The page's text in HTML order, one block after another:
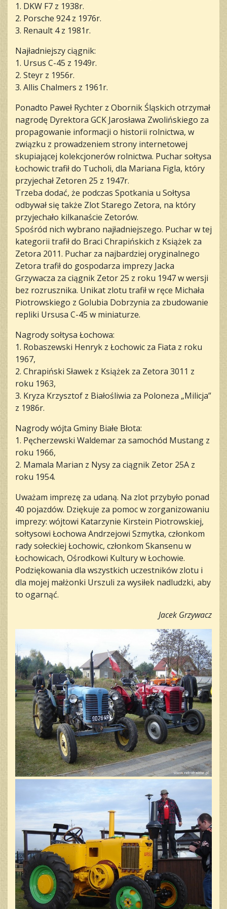
1. DKW F7 z 1938r.
2. Porsche 924 z 1976r.
3. Renault 4 z 1981r.
Najładniejszy ciągnik:
1. Ursus C-45 z 1949r.
2. Steyr z 1956r.
3. Allis Chalmers z 1961r.
Ponadto Paweł Rychter z Obornik Śląskich otrzymał
nagrodę Dyrektora GCK Jarosława Zwolińskiego za
propagowanie informacji o historii rolnictwa, w
związku z prowadzeniem strony internetowej
skupiającej kolekcjonerów rolnictwa. Puchar sołtysa
Łochowic trafił do Tucholi, dla Mariana Figla, który
przyjechał Zetoren 25 z 1947r.
Trzeba dodać, że podczas Spotkania u Sołtysa
odbywał się także Zlot Starego Zetora, na który
przyjechało kilkanaście Zetorów.
Spośród nich wybrano najładniejszego. Puchar w tej
kategorii trafił do Braci Chrapińskich z Książek za
Zetora 2011. Puchar za najbardziej oryginalnego
Zetora trafił do gospodarza imprezy Jacka
Grzywacza za ciągnik Zetor 25 z roku 1947 w wersji
bez rozrusznika. Unikat zlotu trafił w ręce Michała
Piotrowskiego z Golubia Dobrzynia za zbudowanie
repliki Ursusa C-45 w miniaturze.
Nagrody sołtysa Łochowa:
1. Robaszewski Henryk z Łochowic za Fiata z roku
1967,
2. Chrapiński Sławek z Książek za Zetora 3011 z
roku 1963,
3. Kryza Krzysztof z Białośliwia za Poloneza „Milicja”
z 1986r.
Nagrody wójta Gminy Białe Błota:
1. Pęcherzewski Waldemar za samochód Mustang z
roku 1966,
2. Mamala Marian z Nysy za ciągnik Zetor 25A z
roku 1954.
Uważam imprezę za udaną. Na zlot przybyło ponad
40 pojazdów. Dziękuje za pomoc w zorganizowaniu
imprezy: wójtowi Katarzynie Kirstein Piotrowskiej,
sołtysowi Łochowa Andrzejowi Szmytka, członkom
rady sołeckiej Łochowic, członkom Skansenu w
Łochowicach, Ośrodkowi Kultury w Łochowie.
Podziękowania dla wszystkich uczestników zlotu i
dla mojej małżonki Urszuli za wysiłek nadludzki, aby
to ogarnąć.
Jacek Grzywacz